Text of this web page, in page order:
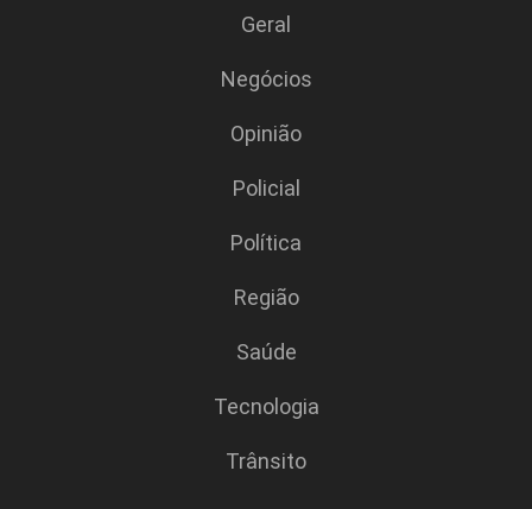
Geral
Negócios
Opinião
Policial
Polí­tica
Região
Saúde
Tecnologia
Trânsito